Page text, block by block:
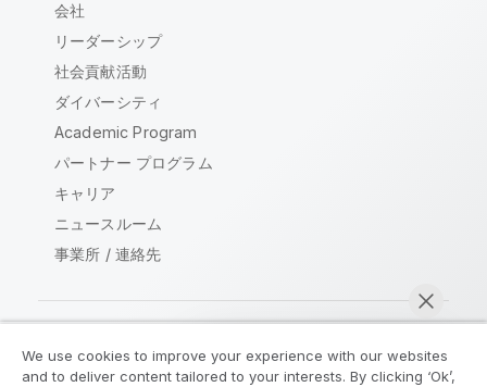
会社
リーダーシップ
社会貢献活動
ダイバーシティ
Academic Program
パートナー プログラム
キャリア
ニュースルーム
事業所 / 連絡先
Qlik コミュニティ
We use cookies to improve your experience with our websites
and to deliver content tailored to your interests. By clicking ‘Ok’,